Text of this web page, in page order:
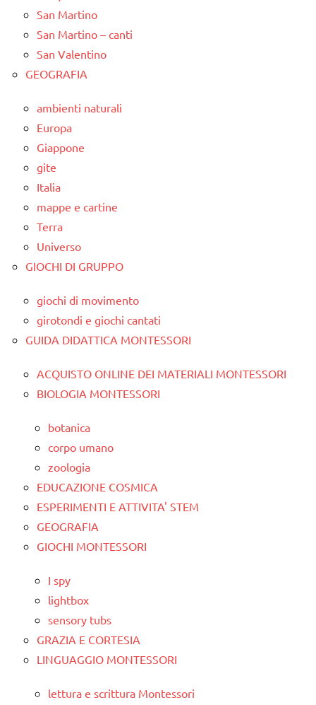
San Martino
San Martino – canti
San Valentino
GEOGRAFIA
ambienti naturali
Europa
Giappone
gite
Italia
mappe e cartine
Terra
Universo
GIOCHI DI GRUPPO
giochi di movimento
girotondi e giochi cantati
GUIDA DIDATTICA MONTESSORI
ACQUISTO ONLINE DEI MATERIALI MONTESSORI
BIOLOGIA MONTESSORI
botanica
corpo umano
zoologia
EDUCAZIONE COSMICA
ESPERIMENTI E ATTIVITA' STEM
GEOGRAFIA
GIOCHI MONTESSORI
I spy
lightbox
sensory tubs
GRAZIA E CORTESIA
LINGUAGGIO MONTESSORI
lettura e scrittura Montessori